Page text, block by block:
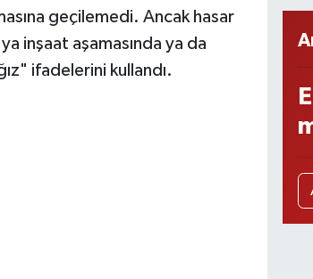
geçilemedi. Ancak hasar
inşaat aşamasında ya da
ifadelerini kullandı.